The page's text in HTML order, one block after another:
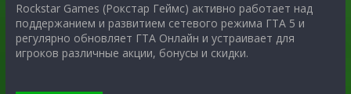
Rockstar Games (Рокстар Геймс) активно работает над
поддержанием и развитием сетевого режима ГТА 5 и
регулярно обновляет ГТА Онлайн и устраивает для
игроков различные акции, бонусы и скидки.